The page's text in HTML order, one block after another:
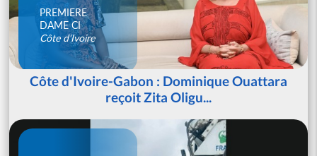
PREMIERE
DAME CI
Côte d'Ivoire
Côte d'Ivoire-Gabon : Dominique Ouattara
reçoit Zita Oligu...